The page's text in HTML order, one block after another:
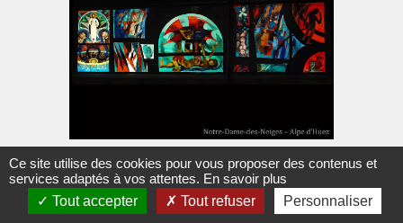
Ce site utilise des cookies pour vous proposer des contenus et
services adaptés à vos attentes. En savoir plus
Tout accepter
Tout refuser Personnaliser
grand